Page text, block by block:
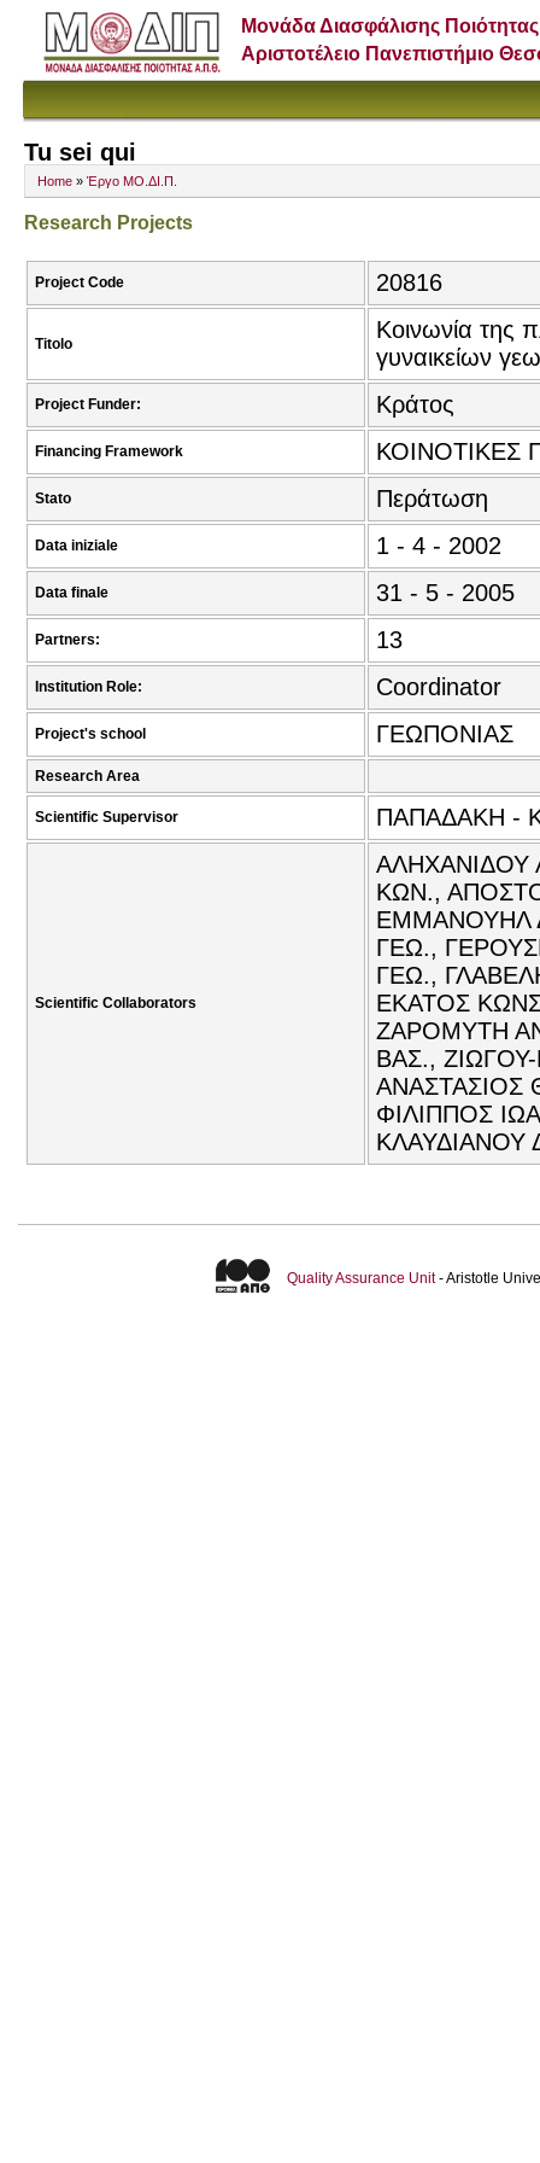
Μονάδα Διασφάλισης Ποιότητας
Αριστοτέλειο Πανεπιστήμιο
Tu sei qui
Home » Έργο ΜΟ.ΔΙ.Π.
Research Projects
Project Code 20816
Titolo
Κοινωνία της
γυναικείων
Project Funder: Κράτος
Financing Framework ΚΟΙΝΟΤΙΚΕΣ
Stato Περάτωση
Data iniziale 1 - 4 - 2002
Data finale 31 - 5 - 2005
Partners: 13
Institution Role: Coordinator
Project's school ΓΕΩΠΟΝΙΑΣ
Research Area
Scientific Supervisor ΠΑΠΑΔΑΚΗ -
Scientific Collaborators
ΑΛΗΧΑΝΙΔΟΥ
ΚΩΝ.,
ΕΜΜΑΝΟΥΗΛ
ΓΕΩ.,
ΓΕΩ.,
ΕΚΑΤΟΣ
ΖΑΡΟΜΥΤΗ
ΒΑΣ.,
ΑΝΑΣΤΑΣΙΟΣ
ΦΙΛΙΠΠΟΣ
ΚΛΑΥΔΙΑΝΟΥ
Quality Assurance Unit- Aristotle